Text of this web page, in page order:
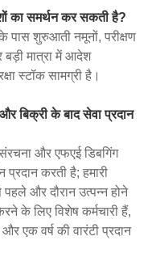
का समर्थन कर सकती है?
के पास शुरुआती नमूनों, परीक्षण
बड़ी मात्रा में आदेश
स्टॉक सामग्री है।
बिक्री के बाद सेवा प्रदान
संरचना और एफएई डिबगिंग
प्रदान करती है; हमारी
और दौरान उत्पन्न होने
के लिए विशेष कर्मचारी हैं,
एक वर्ष की वारंटी प्रदान